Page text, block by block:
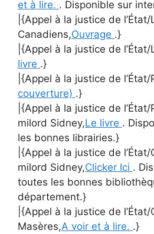
et à lire. . Disponible sur
|{Appel à la justice de
Canadiens,Ouvrage .}
|{Appel à la justice de
livre .}
|{Appel à la justice de l’État/
couverture) .}
|{Appel à la justice de
milord Sidney,Le livre .
les bonnes librairies.}
|{Appel à la justice de
milord Sidney,Clicker Ici .
toutes les bonnes
département.}
|{Appel à la justice de
Masères,A voir et à lire. .}